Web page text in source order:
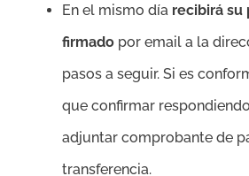
En el mismo día recibirá su
firmado por email a la
pasos a seguir. Si es
que confirmar
adjuntar comprobante de
transferencia.